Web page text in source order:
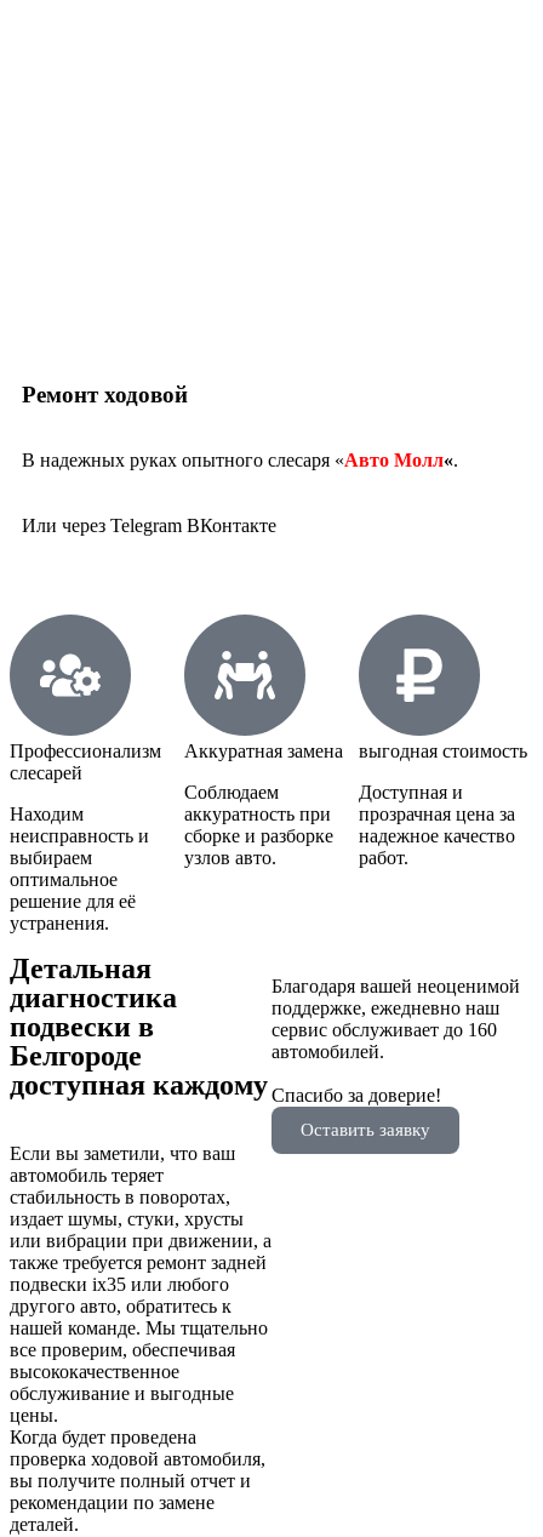
Ремонт ходовой
В надежных руках опытного слесаря «Авто Молл«.
Или через Telegram ВКонтакте
Профессионализм
слесарей
Находим
неисправность и
выбираем
оптимальное
решение для её
устранения.
Аккуратная замена
Соблюдаем
аккуратность при
сборке и разборке
узлов авто.
выгодная стоимость
Доступная и
прозрачная цена за
надежное качество
работ.
Детальная
диагностика
подвески в
Белгороде
доступная каждому
Если вы заметили, что ваш
автомобиль теряет
стабильность в поворотах,
издает шумы, стуки, хрусты
или вибрации при движении, а
также требуется ремонт задней
подвески ix35 или любого
другого авто, обратитесь к
нашей команде. Мы тщательно
все проверим, обеспечивая
высококачественное
обслуживание и выгодные
цены.
Когда будет проведена
проверка ходовой автомобиля,
вы получите полный отчет и
рекомендации по замене
деталей.
Благодаря вашей неоценимой
поддержке, ежедневно наш
сервис обслуживает до 160
автомобилей.
Спасибо за доверие!
Оставить заявку